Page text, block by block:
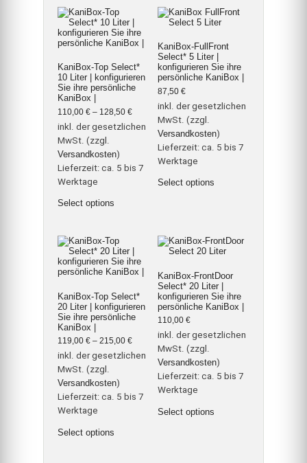
Optionen
können
auf
der
Produktseite
gewählt
werden
KaniBox-Top Select*
10 Liter | konfigurieren
Sie ihre persönliche
KaniBox |
110,00 €– 128,50 €
inkl. der gesetzlichen
MwSt. (zzgl.
Versandkosten)
Lieferzeit: ca. 5 bis 7
Werktage
Select optionsProdukt
auf.
Die
Optionen
können
der
Produktseite
gewählt
KaniBox-FullFront
Select* 5 Liter |
konfigurieren Sie ihre
persönliche KaniBox |
87,50 €
inkl. der gesetzlichen
MwSt. (zzgl.
Versandkosten)
Lieferzeit: ca. 5 bis 7
Werktage
Select options
KaniBox-Top Select*
20 Liter | konfigurieren
Sie ihre persönliche
KaniBox |
119,00 €– 215,00 €
inkl. der gesetzlichen
MwSt. (zzgl.
Versandkosten)
Lieferzeit: ca. 5 bis 7
Werktage
Select optionsProdukt
KaniBox-FrontDoor
Select* 20 Liter |
konfigurieren Sie ihre
persönliche KaniBox |
110,00 €
inkl. der gesetzlichen
MwSt. (zzgl.
Versandkosten)
Lieferzeit: ca. 5 bis 7
Werktage
Select optionsProdukt